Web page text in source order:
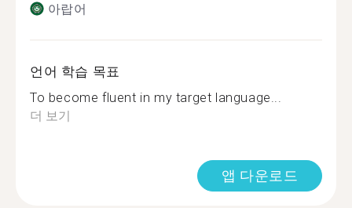
아랍어
언어 학습 목표
To become fluent in my target language...
더 보기
앱 다운로드